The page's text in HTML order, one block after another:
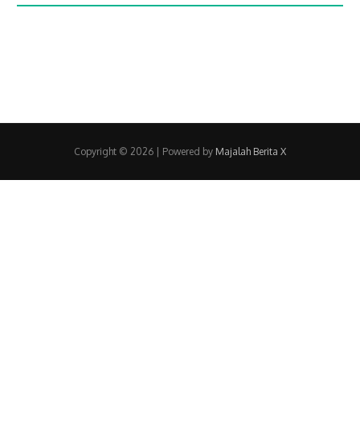
Copyright © 2026 | Powered by Majalah Berita X